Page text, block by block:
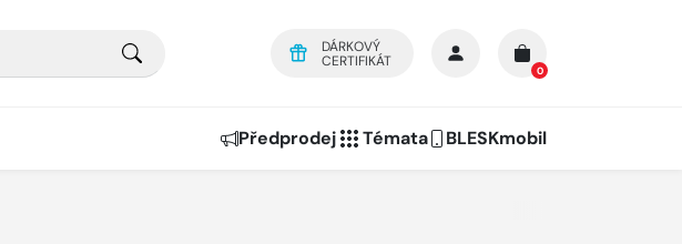
DÁRKOVÝ
CERTIFIKÁT
0
Předprodej Témata BLESKmobil